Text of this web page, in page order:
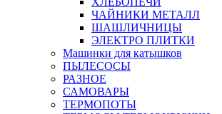
ЧАЙНИКИ МЕТАЛЛ
ШАШЛИЧНИЦЫ
ЭЛЕКТРО ПЛИТКИ
Машинки для катышков
ПЫЛЕСОСЫ
РАЗНОЕ
САМОВАРЫ
ТЕРМОПОТЫ